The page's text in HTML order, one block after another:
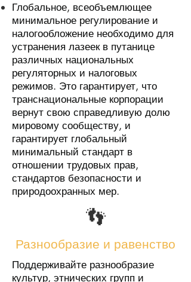
Глобальное, всеобъемлющее
минимальное регулирование и
налогообложение необходимо для
устранения лазеек в путанице
различных национальных
регуляторных и налоговых
режимов. Это гарантирует, что
транснациональные корпорации
вернут свою справедливую долю
мировому сообществу, и
гарантирует глобальный
минимальный стандарт в
отношении трудовых прав,
стандартов безопасности и
природоохранных мер.
👣
Разнообразие и равенство
Поддерживайте разнообразие
культур, этнических групп и